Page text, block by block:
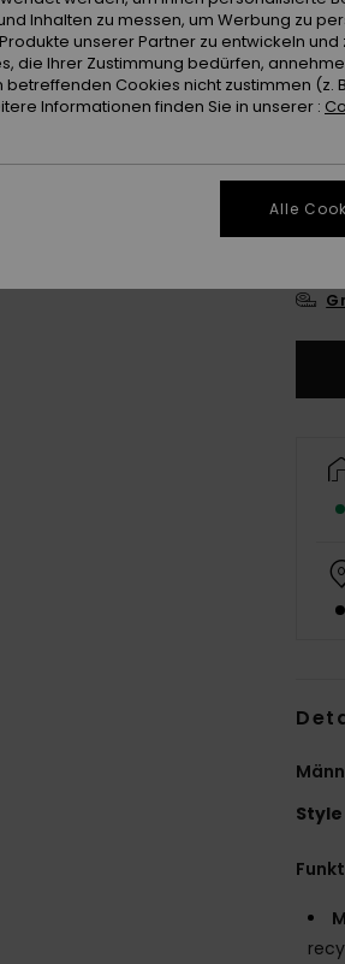
Farbe
XS
Style
Inhalten zu messen, um Werbung zu
unserer Partner zu entwickeln und
die Ihrer Zustimmung bedürfen,
Cookies nicht zustimmen (z.
Informationen finden Sie in unserer :
Alle